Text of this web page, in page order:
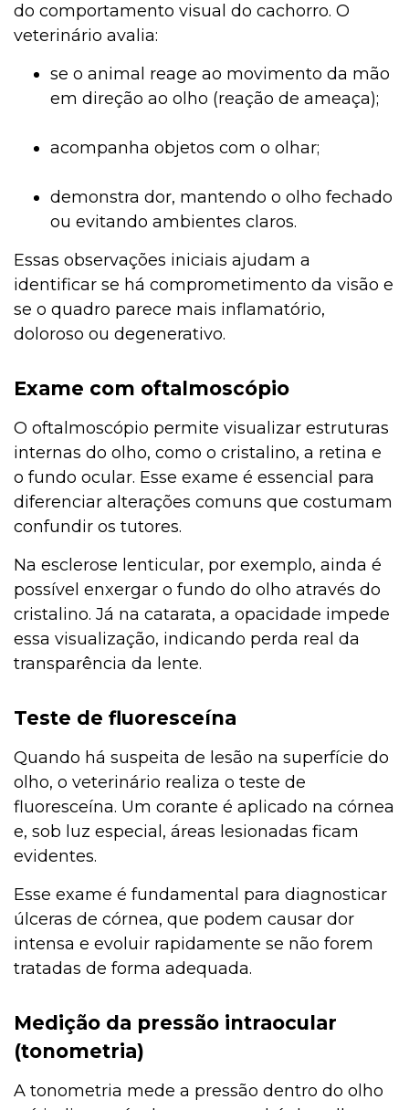
do comportamento visual do cachorro. O
veterinário avalia:
se o animal reage ao movimento da mão
em direção ao olho (reação de ameaça);
acompanha objetos com o olhar;
demonstra dor, mantendo o olho fechado
ou evitando ambientes claros.
Essas observações iniciais ajudam a
identificar se há comprometimento da visão e
se o quadro parece mais inflamatório,
doloroso ou degenerativo.
Exame com oftalmoscópio
O oftalmoscópio permite visualizar estruturas
internas do olho, como o cristalino, a retina e
o fundo ocular. Esse exame é essencial para
diferenciar alterações comuns que costumam
confundir os tutores.
Na esclerose lenticular, por exemplo, ainda é
possível enxergar o fundo do olho através do
cristalino. Já na catarata, a opacidade impede
essa visualização, indicando perda real da
transparência da lente.
Teste de fluoresceína
Quando há suspeita de lesão na superfície do
olho, o veterinário realiza o teste de
fluoresceína. Um corante é aplicado na córnea
e, sob luz especial, áreas lesionadas ficam
evidentes.
Esse exame é fundamental para diagnosticar
úlceras de córnea, que podem causar dor
intensa e evoluir rapidamente se não forem
tratadas de forma adequada.
Medição da pressão intraocular
(tonometria)
A tonometria mede a pressão dentro do olho